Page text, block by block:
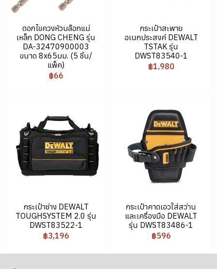
ดอกไขควงหัวบล๊อกแม่
เหล็ก DONG CHENG รุ่น
DA-32470900003
ขนาด 8x65มม. (5 ชิ้น/
แพ็ค)
฿66
กระเป๋าสะพาย
อเนกประสงค์ DEWALT
TSTAK รุ่น
DWST83540-1
฿1,980
กระเป๋าช่าง DEWALT
TOUGHSYSTEM 2.0 รุ่น
DWST83522-1
฿3,196
กระเป๋าคาดเอวใส่สว่าน
และเครื่องมือ DEWALT
รุ่น DWST83486-1
฿596